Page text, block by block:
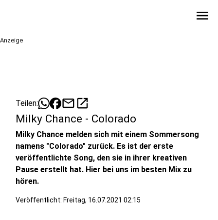
menu
Anzeige
Teilen: mailopen_in_new
Milky Chance - Colorado
Milky Chance melden sich mit einem Sommersong
namens "Colorado" zurück. Es ist der erste
veröffentlichte Song, den sie in ihrer kreativen
Pause erstellt hat. Hier bei uns im besten Mix zu
hören.
Veröffentlicht: Freitag, 16.07.2021 02:15